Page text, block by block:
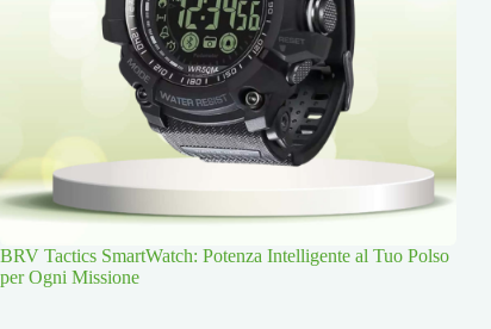
BRV Tactics SmartWatch: Potenza Intelligente al Tuo Polso
per Ogni Missione